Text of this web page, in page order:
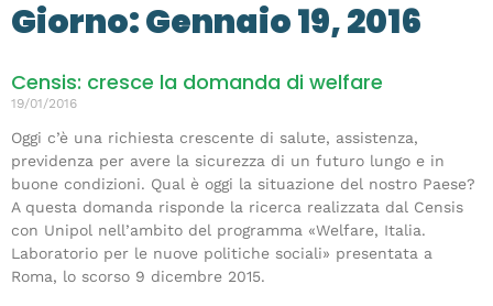
Giorno: Gennaio 19, 2016
Censis: cresce la domanda di welfare
19/01/2016
Oggi c’è una richiesta crescente di salute, assistenza,
previdenza per avere la sicurezza di un futuro lungo e in
buone condizioni. Qual è oggi la situazione del nostro Paese?
A questa domanda risponde la ricerca realizzata dal Censis
con Unipol nell’ambito del programma «Welfare, Italia.
Laboratorio per le nuove politiche sociali» presentata a
Roma, lo scorso 9 dicembre 2015.